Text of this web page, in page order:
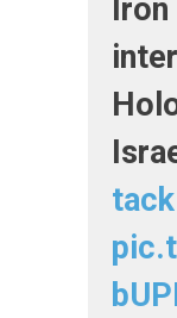
Iron
tack